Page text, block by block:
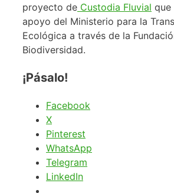
proyecto de Custodia Fluvial que
apoyo del Ministerio para la
Ecológica a través de la
Biodiversidad.
¡Pásalo!
Facebook
X
Pinterest
WhatsApp
Telegram
LinkedIn